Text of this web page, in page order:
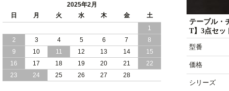
テーブル・
T】3点セッ
型番
価格
シリーズ
女性人気 日本製 コンパクト な ショー
トサイズ 跳ね上げ 収納 ベッド 横開き
2024/10/17
日本製 コンパクト な ショートサイズ
跳ね上げ 収納 ベッド 横開き ヘッドボ
ード無し
2025年2月
日
月 火 水 木 金
土
1
2
3 4 5 6 7
8
9
10 11 12 13 14
15
16
17 18 19 20 21
22
23
24 25 26 27 28